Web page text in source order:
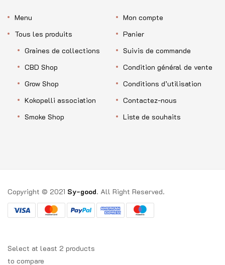
Menu
Tous les produits
Graines de collections
CBD Shop
Grow Shop
Kokopelli association
Smoke Shop
Mon compte
Panier
Suivis de commande
Condition général de vente
Conditions d’utilisation
Contactez-nous
Liste de souhaits
Copyright © 2021 Sy-good. All Right Reserved.
Select at least 2 products
to compare